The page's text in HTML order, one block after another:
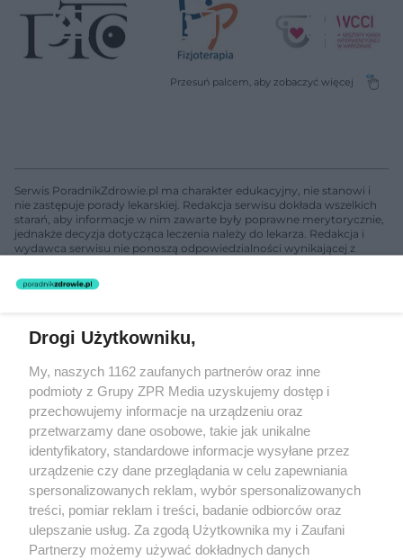
Serwis PoradnikZdrowie.pl ma charakter edukacyjny, nie stanowi i
nie zastępuje porady lekarskiej. Redakcja serwisu dokłada wszelkich
starań, aby informacje w nim zawarte były poprawne merytorycznie,
jednakże decyzja dotycząca leczenia należy do lekarza. Redakcja i
wydawca serwisu nie ponoszą odpowiedzialności wynikającej z
nie prowadzi działalności leczniczej polegającej na udzielaniu
świadczeń zdrowotnych w rozumieniu art. 3 ust 1 ustawy o
Żaden utwór zamieszczony w serwisie nie może być powielany i
rozpowszechniany lub dalej rozpowszechniany w jakikolwiek sposób
(w tym także elektroniczny lub mechaniczny) na jakimkolwiek polu
eksploatacji w jakiejkolwiek formie, włącznie z umieszczaniem w
Internecie bez pisemnej zgody właściciela praw. Jakiekolwiek użycie
lub wykorzystanie utworów w całości lub w części z naruszeniem
prawa, tzn. bez właściwej zgody, jest zabronione pod groźbą kary i
może być ścigane prawnie.
Drogi Użytkowniku,
My, naszych 1162 zaufanych partnerów oraz inne
podmioty z Grupy ZPR Media uzyskujemy dostęp i
przechowujemy informacje na urządzeniu oraz
przetwarzamy dane osobowe, takie jak unikalne
identyfikatory, standardowe informacje wysyłane przez
urządzenie czy dane przeglądania w celu zapewniania
spersonalizowanych reklam, wybór spersonalizowanych
treści, pomiar reklam i treści, badanie odbiorców oraz
ulepszanie usług. Za zgodą Użytkownika my i Zaufani
Partnerzy możemy używać dokładnych danych